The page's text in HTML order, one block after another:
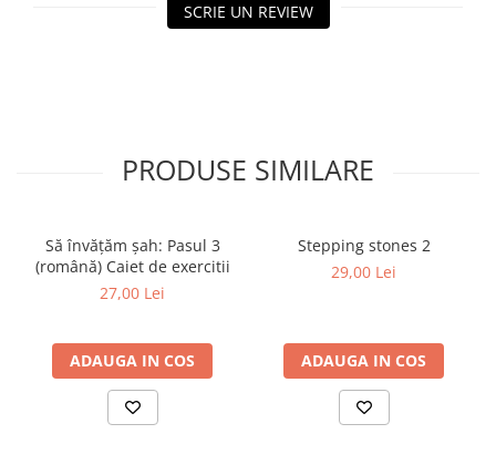
Tabla De Demonstratie
SCRIE UN REVIEW
PRODUSE SIMILARE
Să învățăm șah: Pasul 3
(română) Caiet de exercitii
27,00 Lei
ADAUGA IN COS
Stepping stones 2
29,00 Lei
ADAUGA IN COS